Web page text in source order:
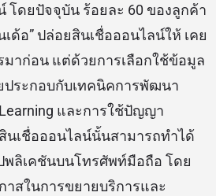
โดยปัจจุบัน ร้อยละ 60 ของลูกค้า
ด้อ” ปล่อยสินเชื่อออนไลน์ให้ เคย
มาก่อน แต่ด้วยการเลือกใช้ข้อมูล
ประกอบกับเทคนิคการพัฒนา
และการใช้ปัญญา
นเชื่อออนไลน์นั้นสามารถทำได้
พลิเคชันบนโทรศัพท์มือถือ โดย
าสในการขยายบริการและ